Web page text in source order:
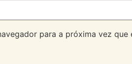
para a próxima vez que